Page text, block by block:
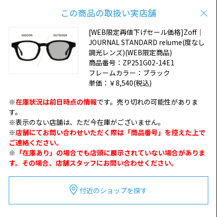
この商品の取扱い実店舗
[WEB限定再値下げセール価格]Zoff｜
JOURNAL STANDARD relume(度なし
調光レンズ)(WEB限定商品)
商品番号： ZP251G02-14E1
フレームカラー： ブラック
単価： ￥8,540(税込)
※在庫状況は前日時点の情報です。売り切れの可能性がありま
す。
※表示のない店舗は、ただ今在庫がございません。
※店舗にてお問い合わせいただく際は「商品番号」を控えた上で
ご連絡ください。
※ 「在庫あり」の場合でも店頭に展示されていない場合がありま
す。その場合、店舗スタッフにお問い合わせください。
付近のショップを探す